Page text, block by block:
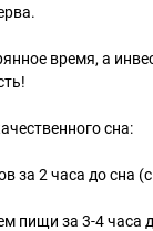
время, а
сна:
за 2 часа до сна
пищи за 3-4 часа